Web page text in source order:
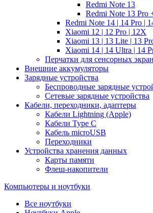
Redmi Note 13
Redmi Note 13 Pro
Redmi Note 14 | 14 Pro |
Xiaomi 12 | 12 Pro | 12X
Xiaomi 13 | 13 Lite | 13
Xiaomi 14 | 14 Ultra | 14
Перчатки для сенсорных
Внешние аккумуляторы
Зарядные устройства
Беспроводные зарядные
Сетевые зарядные устройства
Кабели, переходники, адаптеры
Кабели Lightning (Apple)
Кабели Type C
Кабель microUSB
Переходники
Устройства хранения данных
Карты памяти
Флеш-накопители
Компьютеры и ноутбуки
Все ноутбуки